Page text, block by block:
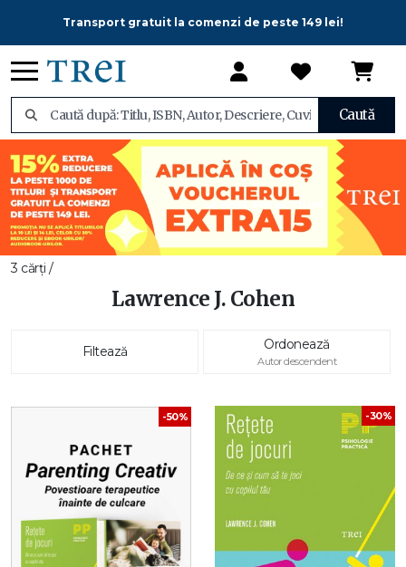
Transport gratuit la comenzi de peste 149 lei!
Caută
3 cărți /
Lawrence J. Cohen
Filtează Ordonează
Autor descendent
-50% -30%